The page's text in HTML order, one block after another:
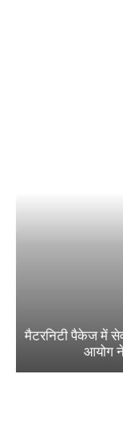
मैटरनिटी पैकेज में
आयोग ने